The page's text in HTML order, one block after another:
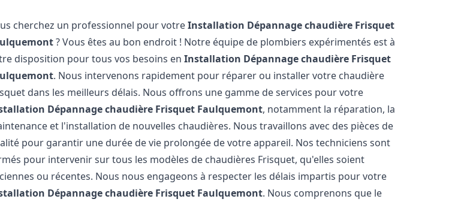
cherchez un professionnel pour votreInstallation Dépannage chaudière Frisquet
? Vous êtes au bon endroit ! Notre équipe de plombiers expérimentés est à
disposition pour tous vos besoins enInstallation Dépannage chaudière Frisquet
. Nous intervenons rapidement pour réparer ou installer votre chaudière
dans les meilleurs délais. Nous offrons une gamme de services pour votre
Dépannage chaudière Frisquet Faulquemont, notamment la réparation, la
et l'installation de nouvelles chaudières. Nous travaillons avec des pièces de
pour garantir une durée de vie prolongée de votre appareil. Nos techniciens sont
pour intervenir sur tous les modèles de chaudières Frisquet, qu'elles soient
ou récentes. Nous nous engageons à respecter les délais impartis pour votre
Dépannage chaudière Frisquet Faulquemont. Nous comprenons que le